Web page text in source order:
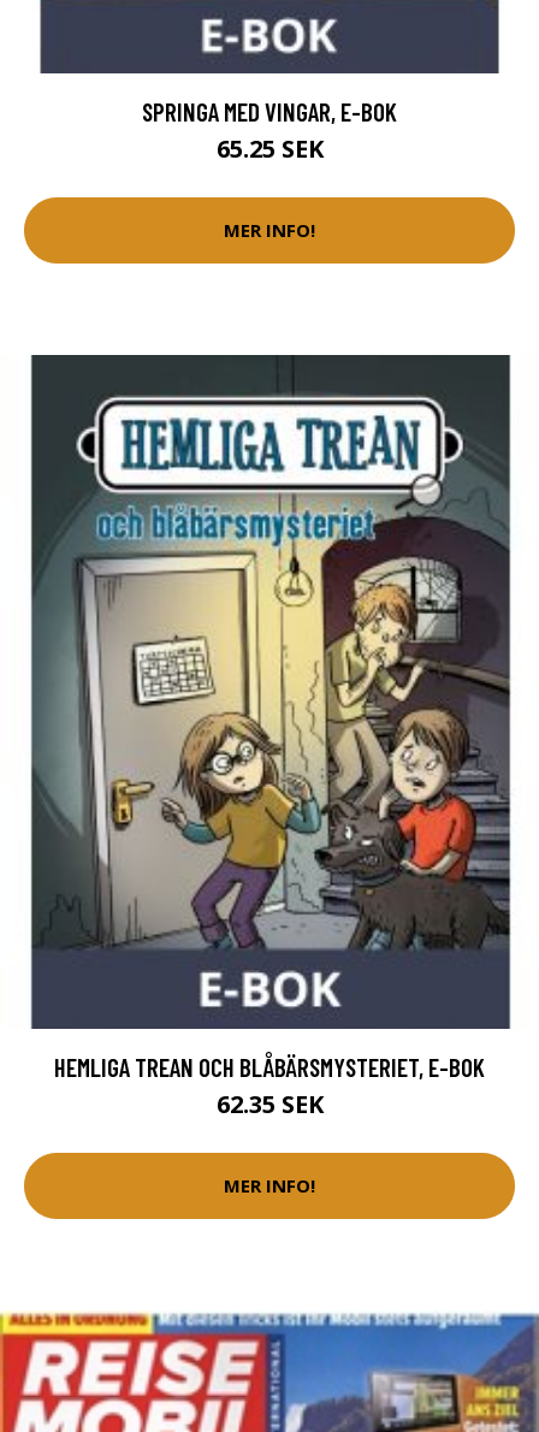
SPRINGA MED VINGAR, E-BOK
65.25 SEK
MER INFO!
HEMLIGA TREAN OCH BLÅBÄRSMYSTERIET, E-BOK
62.35 SEK
MER INFO!